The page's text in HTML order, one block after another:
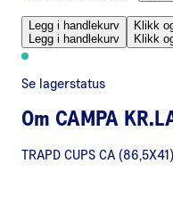
Legg i handlekurv
Legg i handlekurv
Klikk
Klikk
Se lagerstatus
Om CAMPA
TRAPD CUPS CA